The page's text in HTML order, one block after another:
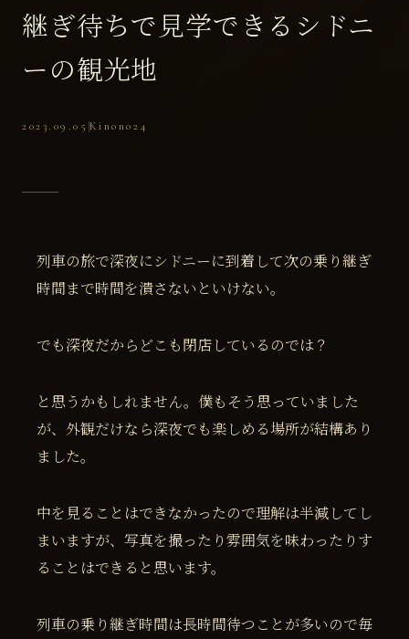
継ぎ待ちで見学できるシドニ
ーの観光地
2023.09.05 Kinono24
列車の旅で深夜にシドニーに到着して次の乗り継ぎ
時間まで時間を潰さないといけない。
でも深夜だからどこも閉店しているのでは？
と思うかもしれません。僕もそう思っていました
が、外観だけなら深夜でも楽しめる場所が結構あり
ました。
中を見ることはできなかったので理解は半減してし
まいますが、写真を撮ったり雰囲気を味わったりす
ることはできると思います。
列車の乗り継ぎ時間は長時間待つことが多いので毎